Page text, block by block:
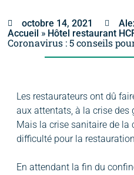
octobre 14, 2021
Accueil » Hôtel restaurant
Coronavirus : 5 conseils
Les restaurateurs ont dû
aux attentats, à la crise des
Mais la crise sanitaire de la
difficulté pour la
En attendant la fin du